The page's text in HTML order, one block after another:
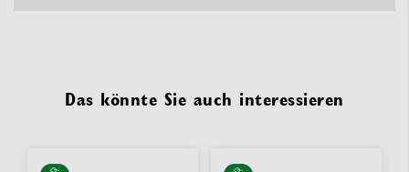
Das könnte Sie auch interessieren